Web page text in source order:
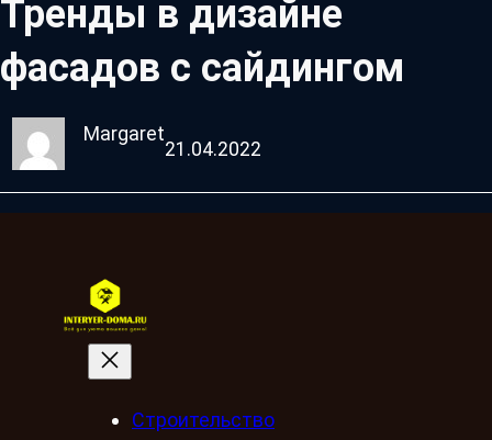
Тренды в дизайне
фасадов с сайдингом
Margaret
21.04.2022
Строительство